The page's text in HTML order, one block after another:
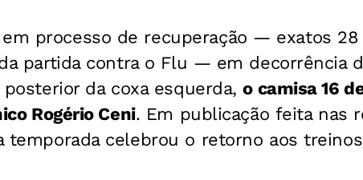
processo de recuperação — exatos 28
partida contra o Flu — em decorrência
da coxa esquerda,o camisa 16
Rogério Ceni. Em publicação feita nas
temporada celebrou o retorno aos